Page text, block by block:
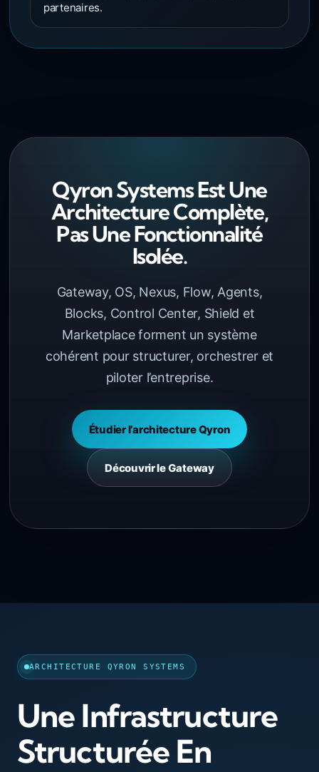
partenaires.
Qyron Systems Est Une
Architecture Complète,
Pas Une Fonctionnalité
Isolée.
Gateway, OS, Nexus, Flow, Agents,
Blocks, Control Center, Shield et
Marketplace forment un système
cohérent pour structurer, orchestrer et
piloter l’entreprise.
Étudier l’architecture Qyron
Découvrir le Gateway
ARCHITECTURE QYRON SYSTEMS
Une Infrastructure
Structurée En